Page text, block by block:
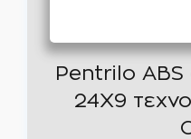
Pentrilo
24Χ9